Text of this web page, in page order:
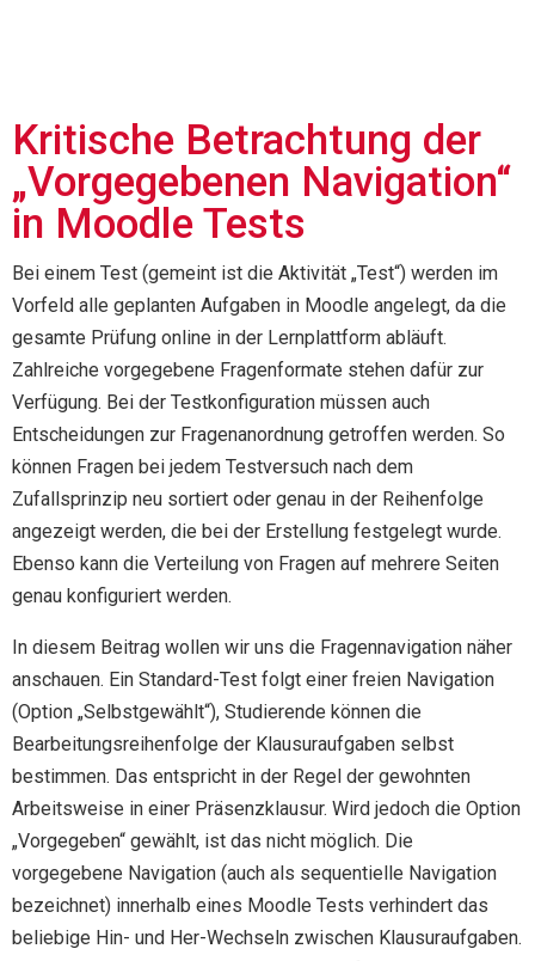
Kritische Betrachtung der
„Vorgegebenen Navigation“
in Moodle Tests
Bei einem Test (gemeint ist die Aktivität „Test“) werden im
Vorfeld alle geplanten Aufgaben in Moodle angelegt, da die
gesamte Prüfung online in der Lernplattform abläuft.
Zahlreiche vorgegebene Fragenformate stehen dafür zur
Verfügung. Bei der Testkonfiguration müssen auch
Entscheidungen zur Fragenanordnung getroffen werden. So
können Fragen bei jedem Testversuch nach dem
Zufallsprinzip neu sortiert oder genau in der Reihenfolge
angezeigt werden, die bei der Erstellung festgelegt wurde.
Ebenso kann die Verteilung von Fragen auf mehrere Seiten
genau konfiguriert werden.
In diesem Beitrag wollen wir uns die Fragennavigation näher
anschauen. Ein Standard-Test folgt einer freien Navigation
(Option „Selbstgewählt“), Studierende können die
Bearbeitungsreihenfolge der Klausuraufgaben selbst
bestimmen. Das entspricht in der Regel der gewohnten
Arbeitsweise in einer Präsenzklausur. Wird jedoch die Option
„Vorgegeben“ gewählt, ist das nicht möglich. Die
vorgegebene Navigation (auch als sequentielle Navigation
bezeichnet) innerhalb eines Moodle Tests verhindert das
beliebige Hin- und Her-Wechseln zwischen Klausuraufgaben.